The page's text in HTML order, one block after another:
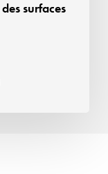
surfaces